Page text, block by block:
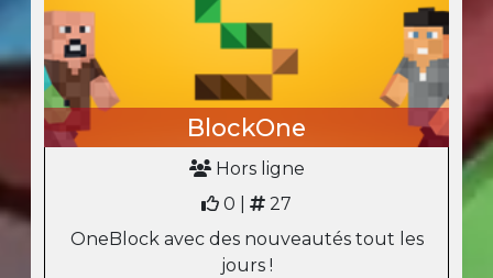
BlockOne
Hors ligne
0 |
27
OneBlock avec des nouveautés tout les
jours !